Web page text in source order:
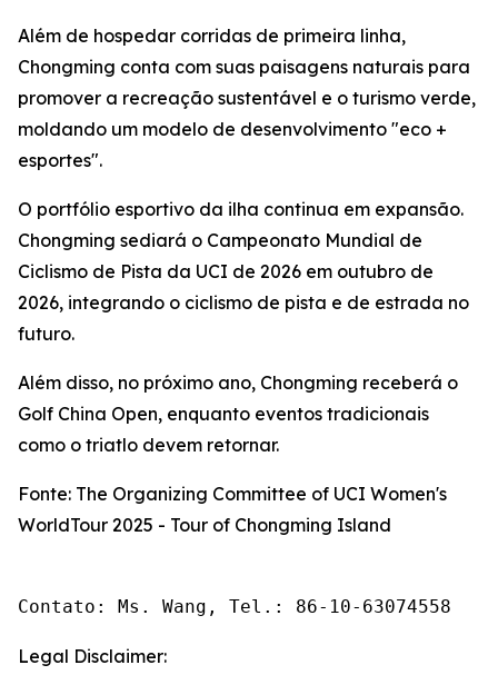
Além de hospedar corridas de primeira linha,
Chongming conta com suas paisagens naturais para
promover a recreação sustentável e o turismo verde,
moldando um modelo de desenvolvimento "eco +
esportes".
O portfólio esportivo da ilha continua em expansão.
Chongming sediará o Campeonato Mundial de
Ciclismo de Pista da UCI de 2026 em outubro de
2026, integrando o ciclismo de pista e de estrada no
futuro.
Além disso, no próximo ano, Chongming receberá o
Golf China Open, enquanto eventos tradicionais
como o triatlo devem retornar.
Fonte: The Organizing Committee of UCI Women's
WorldTour 2025 - Tour of Chongming Island
Contato: Ms. Wang, Tel.: 86-10-63074558
Legal Disclaimer: